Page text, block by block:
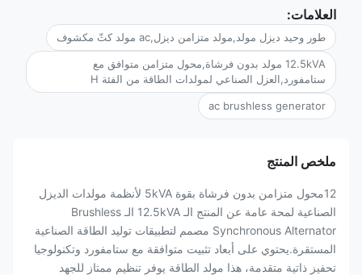
العلامات:
طور وحيد ديزل مولد,مولد متزامن ديزل,ac مولد كثّ مكشوف
12.5kVA مولد بدون فرشاة,محول متزامن متوافق مع
ستامفورد,العزل الصناعي لمولدات الطاقة من الفئة H
ac brushless generator
ملخص المنتج
12محول متزامن بدون فرشاة بقوة 5kVA لأنظمة مولدات الديزل
الصناعية لمحة عامة عن المنتج الـ 12.5kVA الـ Brushless
Synchronous Alternator مصمم لتطبيقات توليد الطاقة الصناعية
المستقرة.يحتوي على أبعاد تثبيت متوافقة مع ستامفورد وتكنولوجيا
تحفيز ذاتية متقدمة، هذا مولد الطاقة يوفر تنظيم ممتاز للجهد